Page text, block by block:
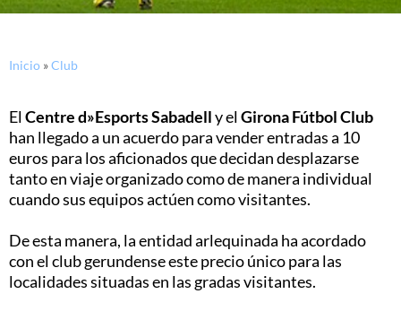
Inicio »Club
ElCentre d»Esports Sabadelly elGirona Fútbol Club
han llegado a un acuerdo para vender entradas a 10
euros para los aficionados que decidan desplazarse
tanto en viaje organizado como de manera individual
cuando sus equipos actúen como visitantes.
De esta manera, la entidad arlequinada ha acordado
con el club gerundense este precio único para las
localidades situadas en las gradas visitantes.